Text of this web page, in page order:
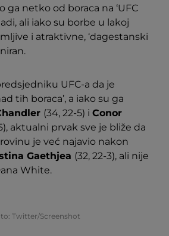
ga netko od boraca na ‘UFC
ali iako su borbe u lakoj
i atraktivne, ‘dagestanski
UFC-a da je
tih boraca’, a iako su ga
(34, 22-5) i Conor
aktualni prvak sve je bliže da
je već najavio nakon
Gaethjea (32, 22-3), ali nije
White.
Twitter/Screenshot